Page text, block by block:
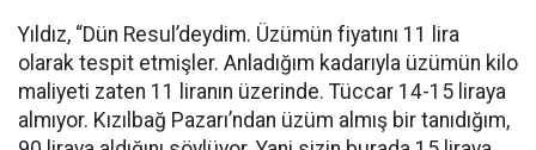
Yıldız, “Dün Resul’deydim. Üzümün fiyatını 11 lira
olarak tespit etmişler. Anladığım kadarıyla üzümün kilo
maliyeti zaten 11 liranın üzerinde. Tüccar 14-15 liraya
almıyor. Kızılbağ Pazarı’ndan üzüm almış bir tanıdığım,